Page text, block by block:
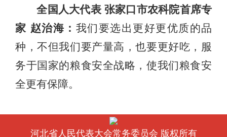
全国人大代表 张家口市农科院首席专
家 赵治海： 我们要选出更好更优质的品
种，不但我们要产量高，也要更好吃，服
务于国家的粮食安全战略，使我们粮食安
全更有保障。
河北省人民代表大会常务委员会 版权所有